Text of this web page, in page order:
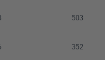
503
352